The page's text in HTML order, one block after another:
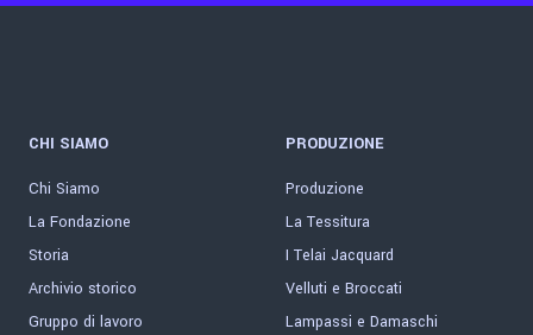
CHI SIAMO
Chi Siamo
La Fondazione
Storia
Archivio storico
Gruppo di lavoro
PRODUZIONE
Produzione
La Tessitura
I Telai Jacquard
Velluti e Broccati
Lampassi e Damaschi